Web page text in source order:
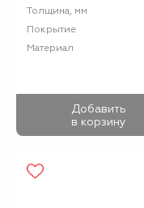
Толщина, мм
Покрытие
Материал
Добавить
в корзину